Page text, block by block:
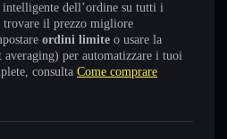
dell’ordine su tutti i
il prezzo migliore
ordini limite o usare la
averaging) per automatizzare i tuoi
consulta Come comprare